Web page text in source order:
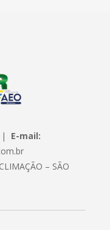
| E-mail:
– SÃO